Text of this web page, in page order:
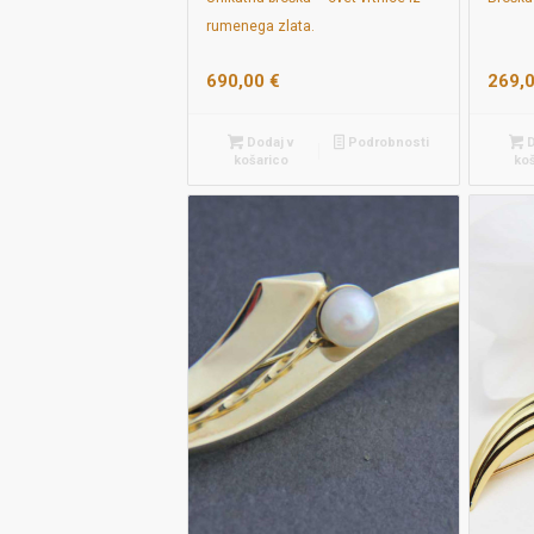
rumenega zlata.
690,00 €
Dodaj v
košarico
Podrobnosti